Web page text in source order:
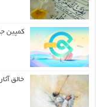
کمپین
خالق